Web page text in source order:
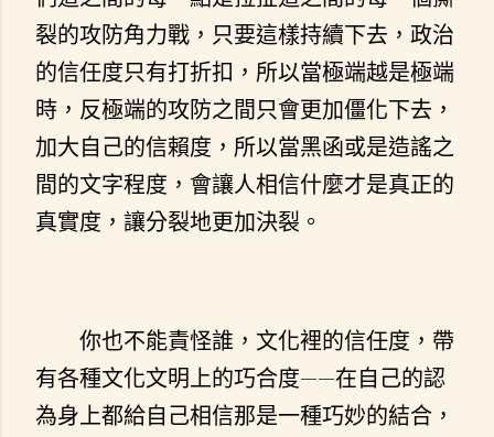
裂的攻防角力戰，只要這樣持續下去，政治
的信任度只有打折扣，所以當極端越是極端
時，反極端的攻防之間只會更加僵化下去，
加大自己的信賴度，所以當黑函或是造謠之
間的文字程度，會讓人相信什麼才是真正的
真實度，讓分裂地更加決裂。
你也不能責怪誰，文化裡的信任度，帶
有各種文化文明上的巧合度——在自己的認
為身上都給自己相信那是一種巧妙的結合，